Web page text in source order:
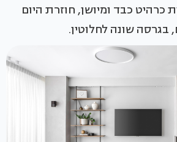
כרהיט כבד ומיושן, חוזרת היום
שונה לחלוטין.